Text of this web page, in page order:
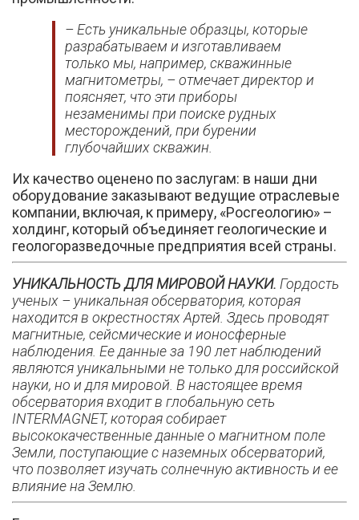
– Есть уникальные образцы, которые
разрабатываем и изготавливаем
только мы, например, скважинные
магнитометры, – отмечает директор и
поясняет, что эти приборы
незаменимы при поиске рудных
месторождений, при бурении
глубочайших скважин.
Их качество оценено по заслугам: в наши дни
оборудование заказывают ведущие отраслевые
компании, включая, к примеру, «Росгеологию» –
холдинг, который объединяет геологические и
геологоразведочные предприятия всей страны.
УНИКАЛЬНОСТЬ ДЛЯ МИРОВОЙ НАУКИ. Гордость
ученых – уникальная обсерватория, которая
находится в окрестностях Артей. Здесь проводят
магнитные, сейсмические и ионосферные
наблюдения. Ее данные за 190 лет наблюдений
являются уникальными не только для российской
науки, но и для мировой. В настоящее время
обсерватория входит в глобальную сеть
INTERMAGNET, которая собирает
высококачественные данные о магнитном поле
Земли, поступающие с наземных обсерваторий,
что позволяет изучать солнечную активность и ее
влияние на Землю.